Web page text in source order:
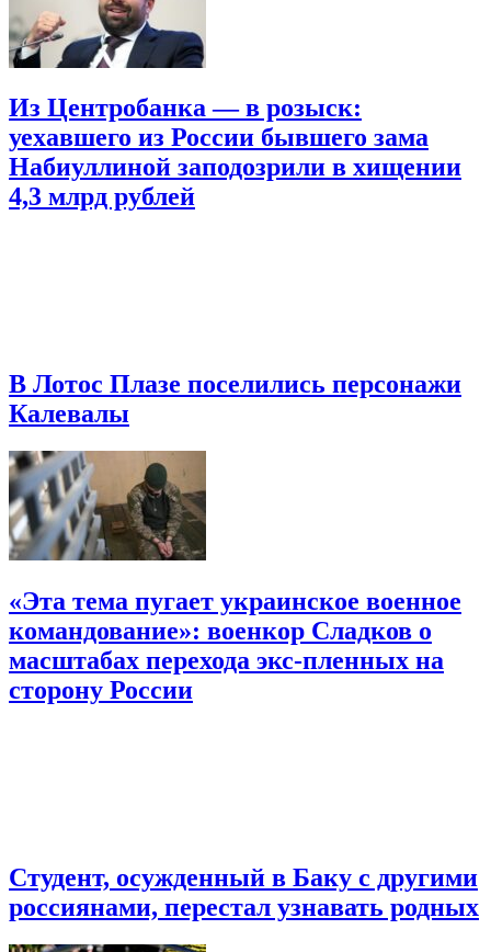
Из Центробанка — в розыск:
уехавшего из России бывшего зама
Набиуллиной заподозрили в хищении
4,3 млрд рублей
В Лотос Плазе поселились персонажи
Калевалы
«Эта тема пугает украинское военное
командование»: военкор Сладков о
масштабах перехода экс-пленных на
сторону России
Студент, осужденный в Баку с другими
россиянами, перестал узнавать родных